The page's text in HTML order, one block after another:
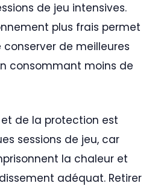
de jeu intensives.
plus frais permet
de meilleures
consommant moins de
de la protection est
sessions de jeu, car
la chaleur et
adéquat. Retirer